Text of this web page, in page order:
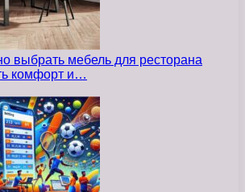
выбрать мебель для ресторана
комфорт и…